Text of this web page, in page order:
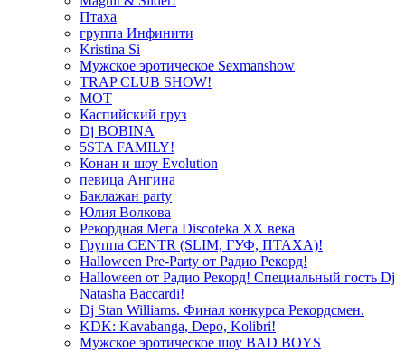
Птаха
группа Инфинити
Kristina Si
Мужское эротическое Sexmanshow
TRAP CLUB SHOW!
МОТ
Каспийский груз
Dj BOBINA
5STA FAMILY!
Конан и шоу Evolution
певица Ангина
Баклажан party
Юлия Волкова
Рекордная Мега Discoteka XX века
Группа CENTR (SLIM, ГУФ, ПТАХА)!
Halloween Pre-Party от Радио Рекорд!
Halloween от Радио Рекорд! Специальный гость Dj
Natasha Baccardi!
Dj Stan Williams. Финал конкурса Рекордсмен.
KDK: Kavabanga, Depo, Kolibri!
Мужское эротическое шоу BAD BOYS